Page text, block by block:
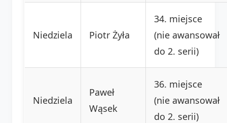
Niedziela Piotr Żyła
34. miejsce
(nie awansował
do 2. serii)
Niedziela
Paweł
Wąsek
36. miejsce
(nie awansował
do 2. serii)